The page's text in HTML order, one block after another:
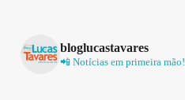
bloglucastavares
📲 Notícias em primeira mão!